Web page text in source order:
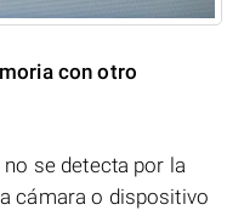
con otro
se detecta por la
cámara o dispositivo